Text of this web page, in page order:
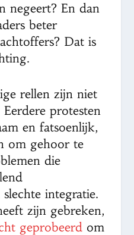
negeert? En dan
beter
Dat is
rellen zijn niet
protesten
en fatsoenlijk,
om gehoor te
die
integratie.
zijn gebreken,
geprobeerd om